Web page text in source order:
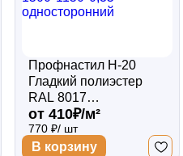
Профнастил Н-20
Гладкий полиэстер
RAL 8017
(Шоколадно-
коричневый)
1500*1150*0,35
от 410₽/м²
770 ₽/ шт
В корзину